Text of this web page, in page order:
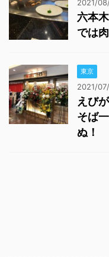
2021/
六本
では
東京
2021/
えび
そば
ぬ！